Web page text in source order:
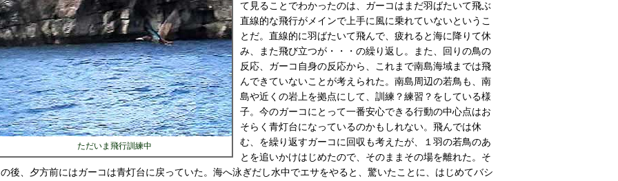
ただいま飛行訓練中
て見ることでわかったのは、ガーコはまだ羽ばたいて飛ぶ
直線的な飛行がメインで上手に風に乗れていないというこ
とだ。直線的に羽ばたいて飛んで、疲れると海に降りて休
み、また飛び立つが・・・の繰り返し。また、回りの鳥の
反応、ガーコ自身の反応から、これまで南島海域までは飛
んできていないことが考えられた。南島周辺の若鳥も、南
島や近くの岩上を拠点にして、訓練？練習？をしている様
子。今のガーコにとって一番安心できる行動の中心点はお
そらく青灯台になっているのかもしれない。飛んでは休
む、を繰り返すガーコに回収も考えたが、１羽の若鳥のあ
とを追いかけはじめたので、そのままその場を離れた。そ
の後、夕方前にはガーコは青灯台に戻っていた。海へ泳ぎだし水中でエサをやると、驚いたことに、はじめてバシ